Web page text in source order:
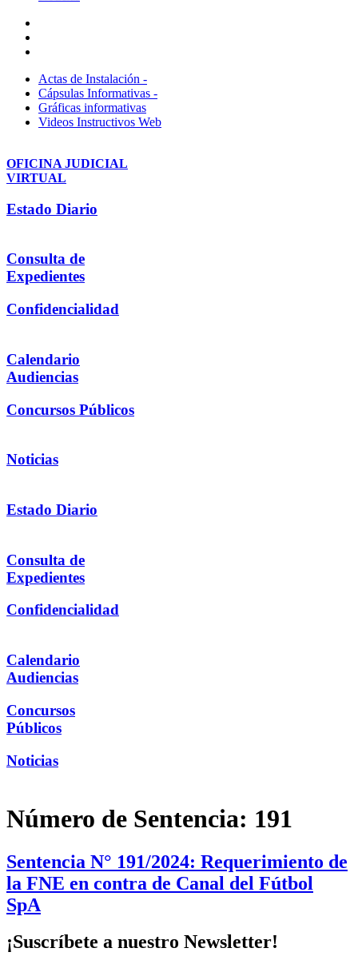
Actas de Instalación -
Cápsulas Informativas -
Gráficas informativas
Videos Instructivos Web
OFICINA JUDICIAL
VIRTUAL
Estado Diario
Consulta de
Expedientes
Confidencialidad
Calendario
Audiencias
Concursos Públicos
Noticias
Estado Diario
Consulta de
Expedientes
Confidencialidad
Calendario
Audiencias
Concursos
Públicos
Noticias
Número de Sentencia: 191
Sentencia N° 191/2024: Requerimiento de
la FNE en contra de Canal del Fútbol
SpA
¡Suscríbete a nuestro Newsletter!